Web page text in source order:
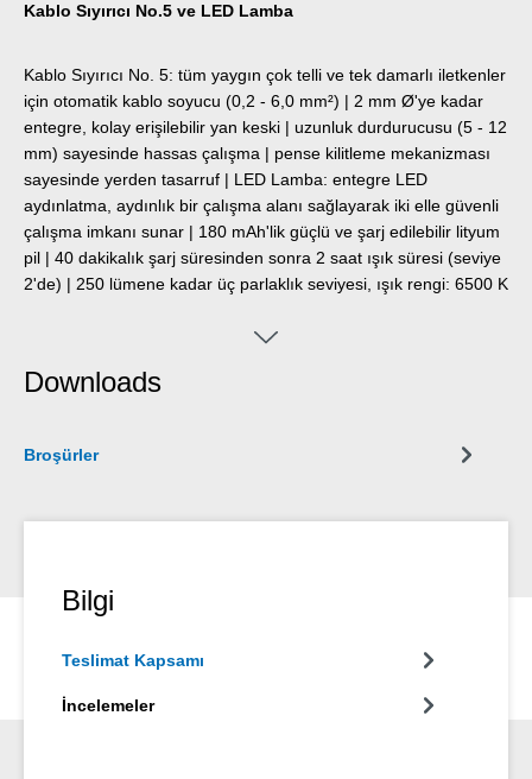
Kablo Sıyırıcı No.5 ve LED Lamba
Kablo Sıyırıcı No. 5: tüm yaygın çok telli ve tek damarlı iletkenler
için otomatik kablo soyucu (0,2 - 6,0 mm²) | 2 mm Ø'ye kadar
entegre, kolay erişilebilir yan keski | uzunluk durdurucusu (5 - 12
mm) sayesinde hassas çalışma | pense kilitleme mekanizması
sayesinde yerden tasarruf | LED Lamba: entegre LED
aydınlatma, aydınlık bir çalışma alanı sağlayarak iki elle güvenli
çalışma imkanı sunar | 180 mAh'lik güçlü ve şarj edilebilir lityum
pil | 40 dakikalık şarj süresinden sonra 2 saat ışık süresi (seviye
2'de) | 250 lümene kadar üç parlaklık seviyesi, ışık rengi: 6500 K
polikarbonat gövde, IP65 koruma sınıfına göre test edilmiştir |
Downloads
Broşürler
Bilgi
Teslimat Kapsamı
İncelemeler